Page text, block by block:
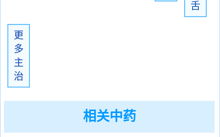
舌
更
多
主
治
相关中药